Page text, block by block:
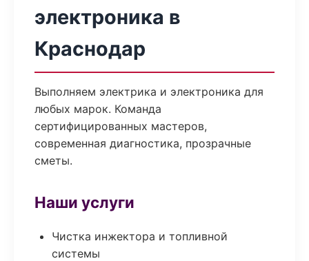
электроника в
Краснодар
Выполняем электрика и электроника для
любых марок. Команда
сертифицированных мастеров,
современная диагностика, прозрачные
сметы.
Наши услуги
Чистка инжектора и топливной
системы